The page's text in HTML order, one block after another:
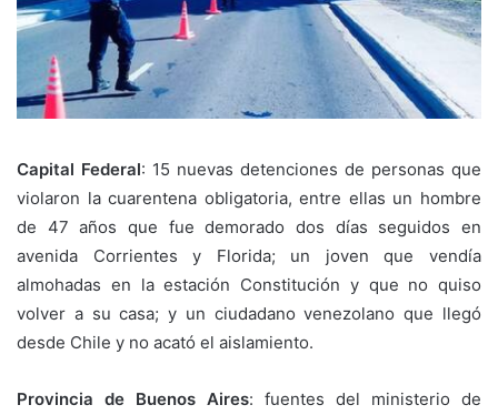
Capital Federal: 15 nuevas detenciones de personas que
violaron la cuarentena obligatoria, entre ellas un hombre
de 47 años que fue demorado dos días seguidos en
avenida Corrientes y Florida; un joven que vendía
almohadas en la estación Constitución y que no quiso
volver a su casa; y un ciudadano venezolano que llegó
desde Chile y no acató el aislamiento.
Provincia de Buenos Aires: fuentes del ministerio de